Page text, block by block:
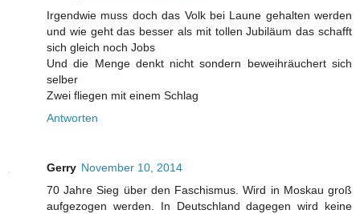
Irgendwie muss doch das Volk bei Laune gehalten werden
und wie geht das besser als mit tollen Jubiläum das schafft
sich gleich noch Jobs
Und die Menge denkt nicht sondern beweihräuchert sich
selber
Zwei fliegen mit einem Schlag
Antworten
Gerry November 10, 2014
70 Jahre Sieg über den Faschismus. Wird in Moskau groß
aufgezogen werden. In Deutschland dagegen wird keine